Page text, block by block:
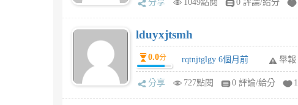
分享 1049點閱 0 評論/給分
lduyxjtsmh
0.0分 rqtnjtglgy 6個月前 舉報
分享 727點閱 0 評論/給分 1